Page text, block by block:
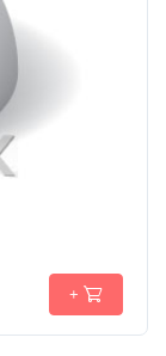
+